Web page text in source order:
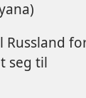
Russland
seg til